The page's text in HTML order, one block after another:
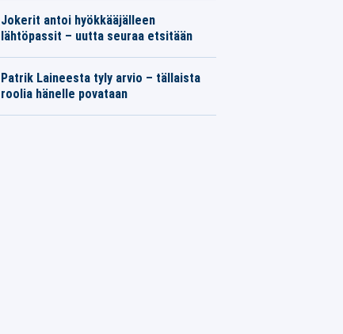
Jokerit antoi hyökkääjälleen
lähtöpassit – uutta seuraa etsitään
Patrik Laineesta tyly arvio – tällaista
roolia hänelle povataan